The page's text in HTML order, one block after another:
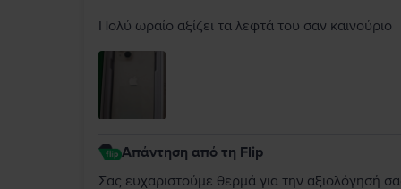
Πολύ ωραίο αξίζει τα λεφτά του σαν καινούριο
Απάντηση από τη Flip
Σας ευχαριστούμε θερμά για την αξιολόγησή